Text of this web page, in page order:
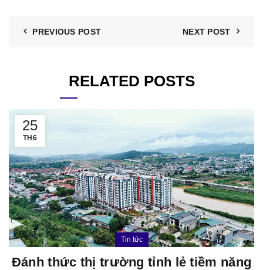
PREVIOUS POST NEXT POST
RELATED POSTS
25
TH6
Tin tức
Đánh thức thị trường tỉnh lẻ tiềm năng